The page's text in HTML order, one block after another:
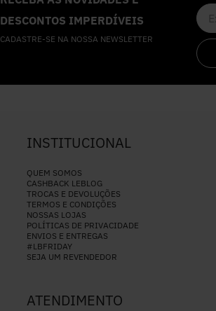
DESCONTOS IMPERDÍVEIS
CADASTRE-SE NA NOSSA NEWSLETTER
INSTITUCIONAL
QUEM SOMOS
CASHBACK LEBLOG
TROCAS E DEVOLUÇÕES
TERMOS E CONDIÇÕES
NOSSAS LOJAS
POLÍTICAS DE PRIVACIDADE
ENVIOS E ENTREGAS
#LBFRIDAY
SEJA UM REVENDEDOR
ATENDIMENTO